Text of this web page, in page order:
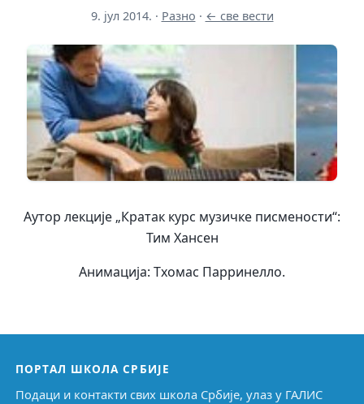
9. јул 2014. · Разно · ← све вести
Аутор лекције „Кратак курс музичке писмености“:
Тим Хансен
Анимација: Тхомас Парринелло.
ПОРТАЛ ШКОЛА СРБИЈЕ
Подаци и контакти свих школа Србије, улаз у ГАЛИС